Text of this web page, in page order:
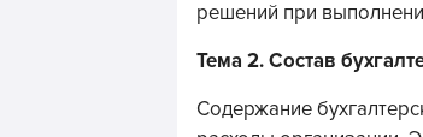
решений при
Тема 2. Состав
Содержание